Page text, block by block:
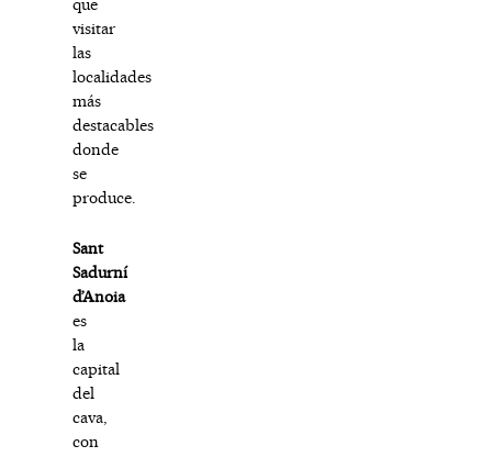
que
visitar
las
localidades
más
destacables
donde
se
produce.
Sant
Sadurní
d’Anoia
es
la
capital
del
cava,
con